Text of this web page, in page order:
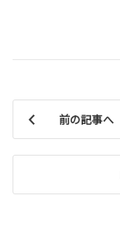
前の記事へ